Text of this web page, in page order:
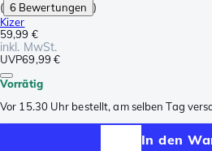
( 6 Bewertungen )
Kizer
59,99 €
inkl. MwSt.
UVP69,99 €
Vorrätig
Vor 15.30 Uhr bestellt, am selben Tag
In den